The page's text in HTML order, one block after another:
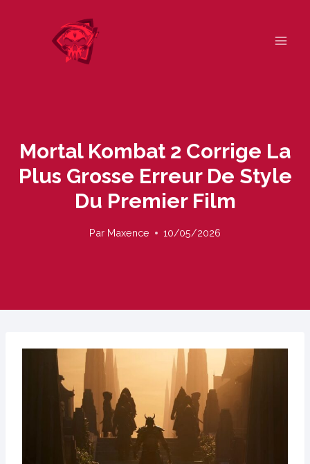
Mortal Kombat 2 Corrige La
Plus Grosse Erreur De Style
Du Premier Film
Par Maxence 10/05/2026